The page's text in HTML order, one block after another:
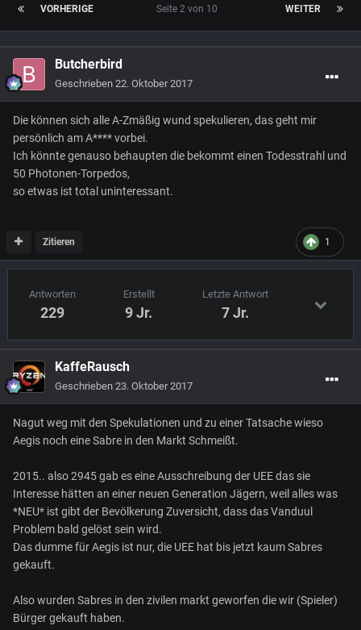
VORHERIGE WEITER
Seite 2 von 10
Butcherbird
Geschrieben 22. Oktober 2017
Die können sich alle A-Zmäßig wund spekulieren, das geht mir
persönlich am A**** vorbei.
Ich könnte genauso behaupten die bekommt einen Todesstrahl und
50 Photonen-Torpedos,
so etwas ist total uninteressant.
1
Zitieren
Antworten
229
Erstellt
9 Jr.
Letzte Antwort
7 Jr.
KaffeRausch
Geschrieben 23. Oktober 2017
Nagut weg mit den Spekulationen und zu einer Tatsache wieso
Aegis noch eine Sabre in den Markt Schmeißt.
2015.. also 2945 gab es eine Ausschreibung der UEE das sie
Interesse hätten an einer neuen Generation Jägern, weil alles was
*NEU* ist gibt der Bevölkerung Zuversicht, dass das Vanduul
Problem bald gelöst sein wird.
Das dumme für Aegis ist nur, die UEE hat bis jetzt kaum Sabres
gekauft.
Also wurden Sabres in den zivilen markt geworfen die wir (Spieler)
Bürger gekauft haben.